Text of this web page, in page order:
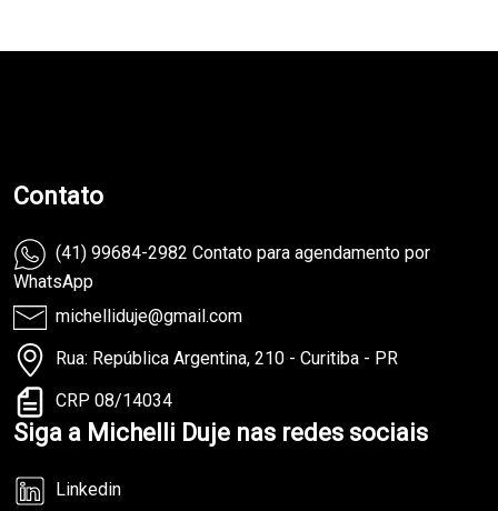
Contato
(41) 99684-2982 Contato para agendamento por
WhatsApp
michelliduje@gmail.com
Rua: República Argentina, 210 - Curitiba - PR
CRP 08/14034
Siga a Michelli Duje nas redes sociais
Linkedin